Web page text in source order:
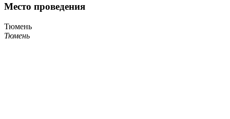
Место проведения
Тюмень
Тюмень